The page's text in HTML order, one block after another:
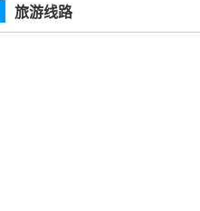
旅游线路